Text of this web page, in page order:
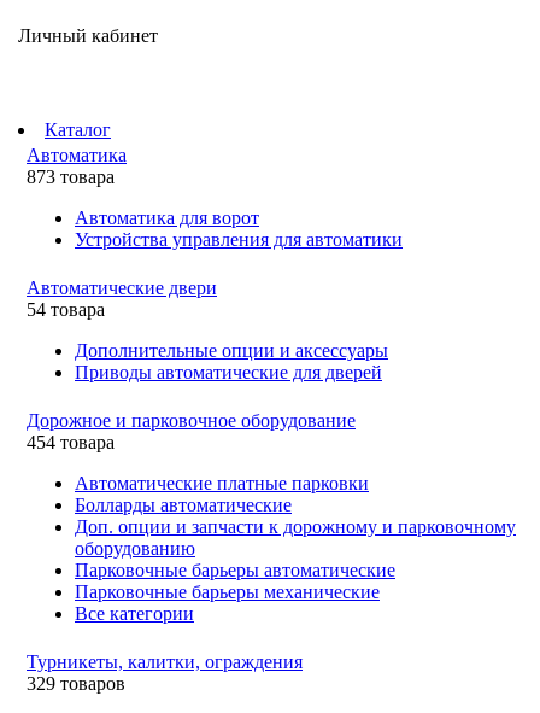
Личный кабинет
Каталог
Автоматика
873 товара
Автоматика для ворот
Устройства управления для автоматики
Автоматические двери
54 товара
Дополнительные опции и аксессуары
Приводы автоматические для дверей
Дорожное и парковочное оборудование
454 товара
Автоматические платные парковки
Болларды автоматические
Доп. опции и запчасти к дорожному и парковочному
оборудованию
Парковочные барьеры автоматические
Парковочные барьеры механические
Все категории
Турникеты, калитки, ограждения
329 товаров